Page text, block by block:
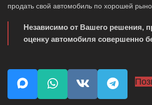
продать свой автомобиль по хорошей
Независимо от Вашего решения,
оценку автомобиля совершенно